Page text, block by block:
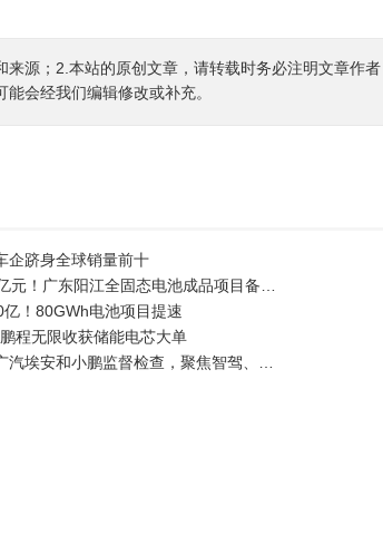
源；2.本站的原创文章，请转载时务必注明文章作者
会经我们编辑修改或补充。
企跻身全球销量前十
元！广东阳江全固态电池成品项目备…
亿！80GWh电池项目提速
程无限收获储能电芯大单
汽埃安和小鹏监督检查，聚焦智驾、…